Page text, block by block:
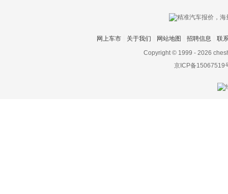
网上车市 关于我们 网站地图 招聘信息
联
Copyright © 1999 - 2026
京ICP备15067519